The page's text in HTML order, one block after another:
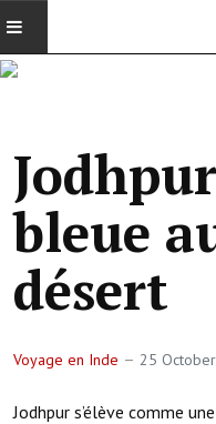
ACCUEIL
VOYAGES EN ASIE
VOYAGES DANS LE
bleue
désert
Voyage en Inde 25
Jodhpur s’élève comme